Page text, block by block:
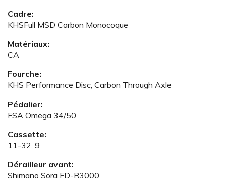
Cadre:
KHSFull MSD Carbon Monocoque
Matériaux:
CA
Fourche:
KHS Performance Disc, Carbon Through Axle
Pédalier:
FSA Omega 34/50
Cassette:
11-32, 9
Dérailleur avant:
Shimano Sora FD-R3000